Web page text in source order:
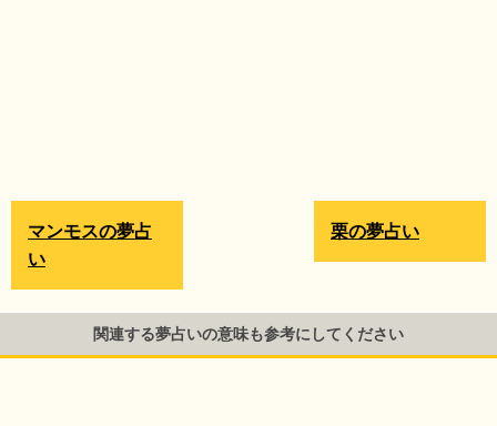
栗の夢占い
マンモスの夢占
い
関連する夢占いの意味も参考にしてください